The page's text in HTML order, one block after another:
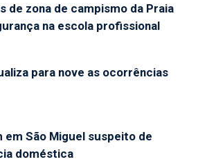
de zona de campismo da Praia
na escola profissional
para nove as ocorrências
em São Miguel suspeito de
doméstica